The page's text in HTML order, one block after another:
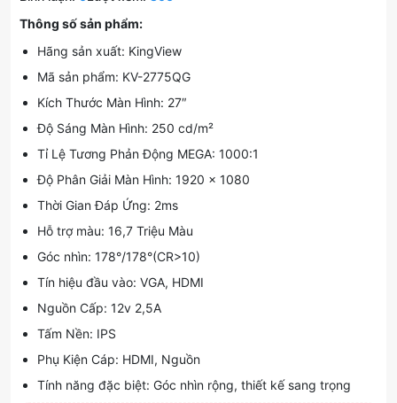
Thông số sản phẩm:
Hãng sản xuất: KingView
Mã sản phẩm: KV-2775QG
Kích Thước Màn Hình: 27″
Độ Sáng Màn Hình: 250 cd/m²
Tỉ Lệ Tương Phản Động MEGA: 1000:1
Độ Phân Giải Màn Hình: 1920 x 1080
Thời Gian Đáp Ứng: 2ms
Hỗ trợ màu: 16,7 Triệu Màu
Góc nhìn: 178°/178°(CR>10)
Tín hiệu đầu vào: VGA, HDMI
Nguồn Cấp: 12v 2,5A
Tấm Nền: IPS
Phụ Kiện Cáp: HDMI, Nguồn
Tính năng đặc biệt: Góc nhìn rộng, thiết kế sang trọng